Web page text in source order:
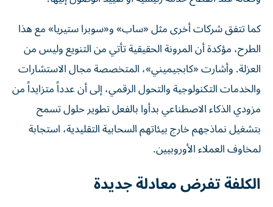
كما تتفق شركات أخرى مثل «ساب» و«سوبرا ستيريا» مع هذا
الطرح، مؤكدة أن المرونة الحقيقية تأتي من التنويع وليس من
العزلة. وأشارت «كابجيميني»، المتخصصة مجال الاستشارات
والخدمات التكنولوجية والتحول الرقمي، إلى أن عدداً متزايداً من
مزودي الذكاء الاصطناعي بدأوا بالفعل تطوير حلول تسمح
بتشغيل نماذجهم خارج بيئاتهم السحابية التقليدية، استجابة
لمخاوف العملاء الأوروبيين.
الكلفة تفرض معادلة جديدة